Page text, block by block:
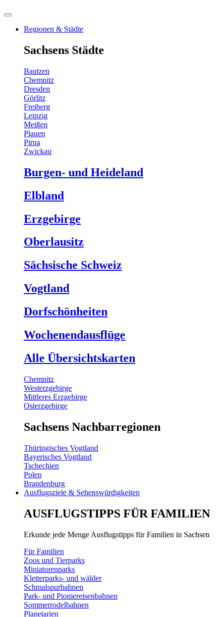
Regionen & Städte
Sachsens Städte
Bautzen
Chemnitz
Dresden
Görlitz
Freiberg
Leipzig
Meißen
Plauen
Pirna
Zwickau
Burgen- und Heideland
Elbland
Erzgebirge
Oberlausitz
Sächsische Schweiz
Vogtland
Dorfschönheiten
Wochenendausflüge
Alle Übersichtskarten
Chemnitz
Westerzgebirge
Mittleres Erzgebirge
Osterzgebirge
Sachsens Nachbarregionen
Thüringisches Vogtland
Bayerisches Vogtland
Tschechien
Polen
Brandenburg
Ausflugsziele & Sehenswürdigkeiten
AUSFLUGSTIPPS FÜR FAMILIEN
Erkunde jede Menge Ausflugstipps für Familien in Sachsen
Für Familien
Zoos und Tierparks
Miniaturenparks
Kletterparks- und wälder
Schmalspurbahnen
Park- und Pioniereisenbahnen
Sommerrodelbahnen
Planetarien